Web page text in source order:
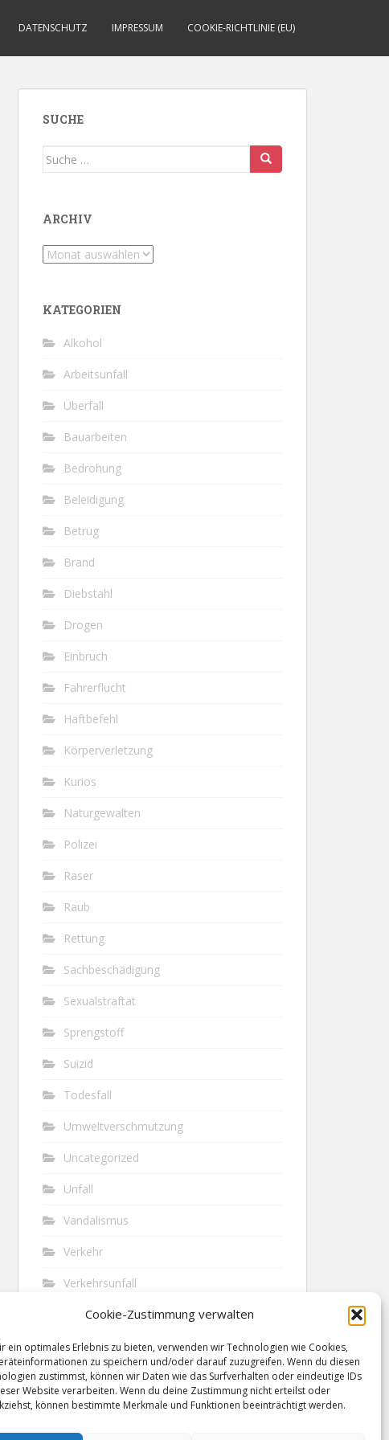
Cookie-Zustimmung verwalten
ein optimales Erlebnis zu bieten, verwenden wir Technologien wie Cookies,
zu speichern und/oder darauf zuzugreifen. Wenn du diesen
zustimmst, können wir Daten wie das Surfverhalten oder eindeutige IDs
Website verarbeiten. Wenn du deine Zustimmung nicht erteilst oder
können bestimmte Merkmale und Funktionen beeinträchtigt werden.
DATENSCHUTZ IMPRESSUM COOKIE-RICHTLINIE (EU)
SUCHE
Suche
ARCHIV
Archiv
KATEGORIEN
Alkohol
Arbeitsunfall
Überfall
Bauarbeiten
Bedrohung
Beleidigung
Betrug
Brand
Diebstahl
Drogen
Einbruch
Fahrerflucht
Haftbefehl
Körperverletzung
Kurios
Naturgewalten
Polizei
Raser
Raub
Rettung
Sachbeschädigung
Sexualstraftat
Sprengstoff
Suizid
Todesfall
Umweltverschmutzung
Uncategorized
Unfall
Vandalismus
Verkehr
Verkehrsunfall
Vermisst
Waffen
Wilderei